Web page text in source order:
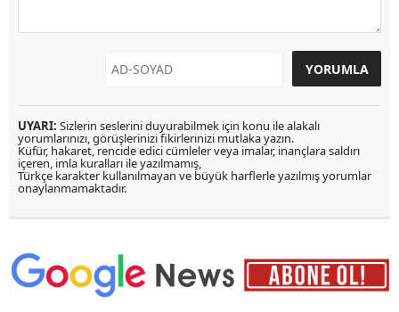
UYARI: Sizlerin seslerini duyurabilmek için konu ile alakalı
yorumlarınızı, görüşlerinizi fikirlerinizi mutlaka yazın.
Küfür, hakaret, rencide edici cümleler veya imalar, inançlara saldırı
içeren, imla kuralları ile yazılmamış,
Türkçe karakter kullanılmayan ve büyük harflerle yazılmış yorumlar
onaylanmamaktadır.